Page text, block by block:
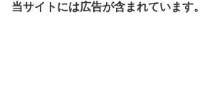
当サイトには広告が含まれています。